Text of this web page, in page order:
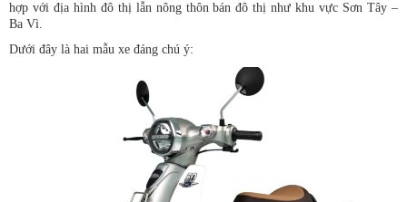
hợp với địa hình đô thị lẫn nông thôn bán đô thị như khu vực Sơn Tây –
Ba Vì.
Dưới đây là hai mẫu xe đáng chú ý: